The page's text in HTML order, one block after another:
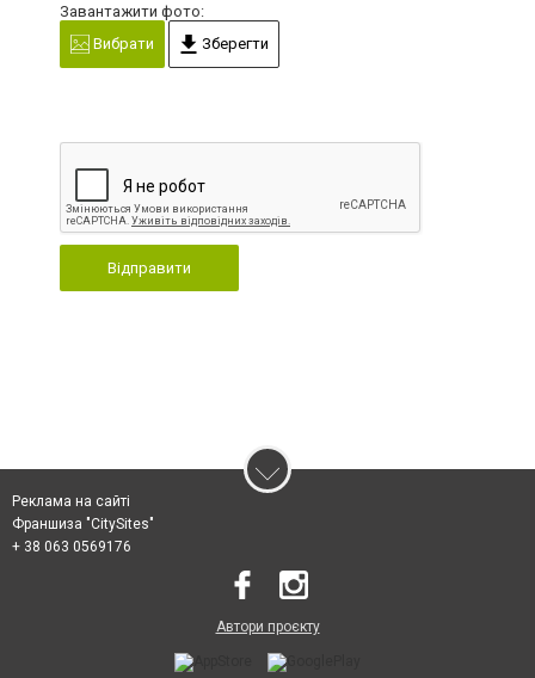
Завантажити фото:
Вибрати
Зберегти
Відправити
Реклама на сайті
Франшиза "CitySites"
+ 38 063 0569176
Автори проєкту